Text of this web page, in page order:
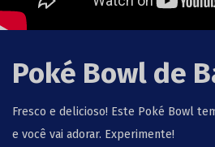
Poké Bowl de
Fresco e delicioso! Este Poké Bowl
e você vai adorar. Experimente!